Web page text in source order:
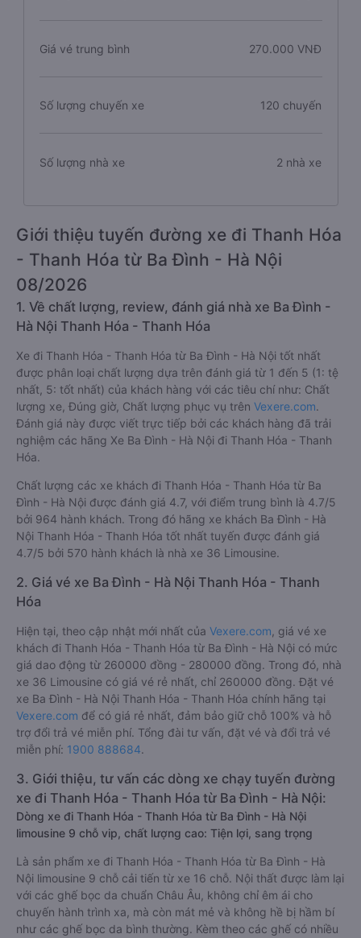
Giá vé trung bình 270.000 VNĐ
Số lượng chuyến xe 120 chuyến
Số lượng nhà xe 2 nhà xe
Giới thiệu tuyến đường xe đi Thanh Hóa
- Thanh Hóa từ Ba Đình - Hà Nội
08/2026
1. Về chất lượng, review, đánh giá nhà xe Ba Đình -
Hà Nội Thanh Hóa - Thanh Hóa
Xe đi Thanh Hóa - Thanh Hóa từ Ba Đình - Hà Nội tốt nhất
được phân loại chất lượng dựa trên đánh giá từ 1 đến 5 (1: tệ
nhất, 5: tốt nhất) của khách hàng với các tiêu chí như: Chất
lượng xe, Đúng giờ, Chất lượng phục vụ trên Vexere.com.
Đánh giá này được viết trực tiếp bởi các khách hàng đã trải
nghiệm các hãng Xe Ba Đình - Hà Nội đi Thanh Hóa - Thanh
Hóa.
Chất lượng các xe khách đi Thanh Hóa - Thanh Hóa từ Ba
Đình - Hà Nội được đánh giá 4.7, với điểm trung bình là 4.7/5
bởi 964 hành khách. Trong đó hãng xe khách Ba Đình - Hà
Nội Thanh Hóa - Thanh Hóa tốt nhất tuyến được đánh giá
4.7/5 bởi 570 hành khách là nhà xe 36 Limousine.
2. Giá vé xe Ba Đình - Hà Nội Thanh Hóa - Thanh
Hóa
Hiện tại, theo cập nhật mới nhất của Vexere.com , giá vé xe
khách đi Thanh Hóa - Thanh Hóa từ Ba Đình - Hà Nội có mức
giá dao động từ 260000 đồng - 280000 đồng. Trong đó, nhà
xe 36 Limousine có giá vé rẻ nhất, chỉ 260000 đồng. Đặt vé
xe Ba Đình - Hà Nội Thanh Hóa - Thanh Hóa chính hãng tại
Vexere.com để có giá rẻ nhất, đảm bảo giữ chỗ 100% và hỗ
trợ đổi trả vé miễn phí. Tổng đài tư vấn, đặt vé và đổi trả vé
miễn phí: 1900 888684.
3. Giới thiệu, tư vấn các dòng xe chạy tuyến đường
xe đi Thanh Hóa - Thanh Hóa từ Ba Đình - Hà Nội:
Dòng xe đi Thanh Hóa - Thanh Hóa từ Ba Đình - Hà Nội
limousine 9 chỗ vip, chất lượng cao: Tiện lợi, sang trọng
Là sản phẩm xe đi Thanh Hóa - Thanh Hóa từ Ba Đình - Hà
Nội limousine 9 chỗ cải tiến từ xe 16 chỗ. Nội thất được làm lại
với các ghế bọc da chuẩn Châu Âu, không chỉ êm ái cho
chuyến hành trình xa, mà còn mát mẻ và không hề bị hầm bí
như các ghế bọc da bình thường. Kèm theo các ghế có nhiều